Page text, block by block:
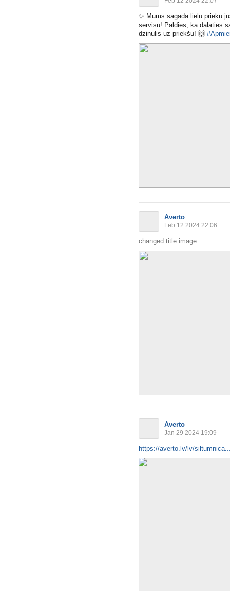
✨ Mums sagādā lielu prieku
servisu! Paldies, ka dalāties
dzinulis uz priekšu! 🙌
Averto
Feb 12 2024 22:06
changed title image
Averto
Jan 29 2024 19:09
https://averto.lv/lv/